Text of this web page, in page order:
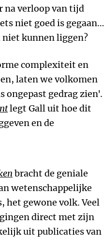
na verloop van tijd
niet goed is gegaan…
kunnen liggen?
complexiteit en
laten we volkomen
ongepast gedrag zien'.
legt Gall uit hoe dit
en de
bracht de geniale
wetenschappelijke
het gewone volk. Veel
direct met zijn
uit publicaties van